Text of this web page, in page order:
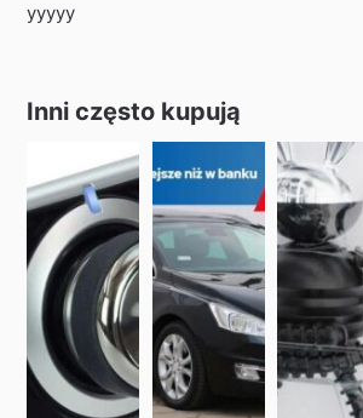
yyyyy
Inni często kupują